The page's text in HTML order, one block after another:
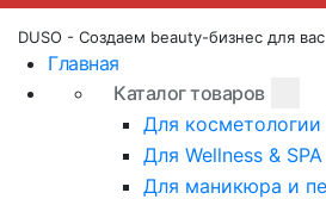
DUSO - Создаем beauty-бизнес для вас
Главная
Каталог товаров
Для косметологии
Для Wellness & SPA
Для маникюра и